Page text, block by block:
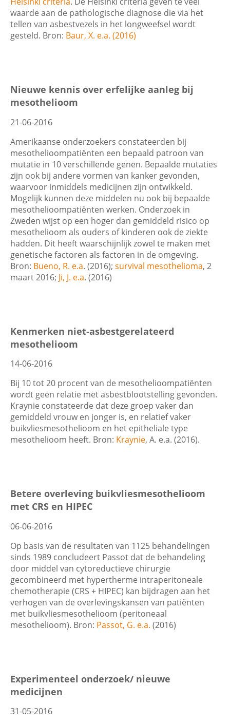
waarde aan de pathologische diagnose die via het
tellen van asbestvezels in het longweefsel wordt
gesteld. Bron: Baur, X. e.a. (2016)
Nieuwe kennis over erfelijke aanleg bij
mesothelioom
21-06-2016
Amerikaanse onderzoekers constateerden bij
mesothelioompatiënten een bepaald patroon van
mutatie in 10 verschillende genen. Bepaalde mutaties
zijn ook bij andere vormen van kanker gevonden,
waarvoor inmiddels medicijnen zijn ontwikkeld.
Mogelijk kunnen deze middelen nu ook bij bepaalde
mesothelioompatiënten werken. Onderzoek in
Zweden wijst op een hoger dan gemiddeld risico op
mesothelioom als ouders of kinderen ook de ziekte
hadden. Dit heeft waarschijnlijk zowel te maken met
genetische factoren als factoren in de omgeving.
Bron: Bueno, R. e.a. (2016); survival mesothelioma, 2
maart 2016; Ji, J. e.a. (2016)
Kenmerken niet-asbestgerelateerd
mesothelioom
14-06-2016
Bij 10 tot 20 procent van de mesothelioompatiënten
wordt geen relatie met asbestblootstelling gevonden.
Kraynie constateerde dat deze groep vaker dan
gemiddeld vrouw en jonger is, en relatief vaker
buikvliesmesothelioom en het epitheliale type
mesothelioom heeft. Bron: Kraynie, A. e.a. (2016).
Betere overleving buikvliesmesothelioom
met CRS en HIPEC
06-06-2016
Op basis van de resultaten van 1125 behandelingen
sinds 1989 concludeert Passot dat de behandeling
door middel van cytoreductieve chirurgie
gecombineerd met hypertherme intraperitoneale
chemotherapie (CRS + HIPEC) kan bijdragen aan het
verhogen van de overlevingskansen van patiënten
met buikvliesmesothelioom (peritoneaal
mesothelioom). Bron: Passot, G. e.a. (2016)
Experimenteel onderzoek/ nieuwe
medicijnen
31-05-2016